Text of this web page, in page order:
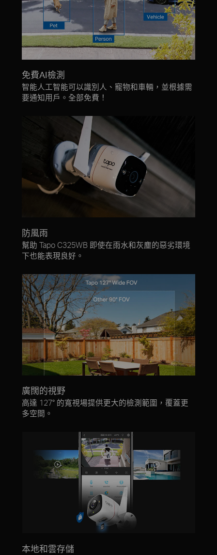
免費AI檢測
智能人工智能可以識別人、寵物和車輛，並根據需
要通知用戶。全部免費！
防風雨
幫助 Tapo C325WB 即使在雨水和灰塵的惡劣環境
下也能表現良好。
廣闊的視野
高達 127° 的寬視場提供更大的檢測範圍，覆蓋更
多空間。
本地和雲存儲